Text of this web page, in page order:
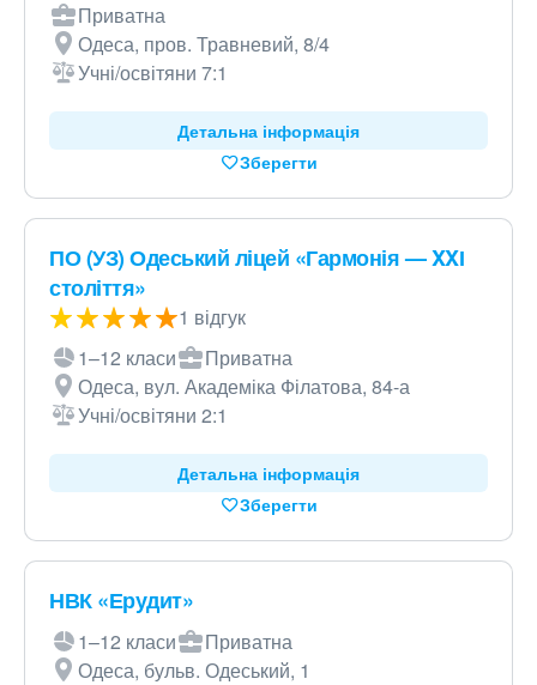
Приватна
Одеса, пров. Травневий, 8/4
Учні/освітяни 7:1
Детальна інформація
Зберегти
ПО (УЗ) Одеський ліцей «Гармонія — XXІ
століття»
1 відгук
1–12 класи
Приватна
Одеса, вул. Академіка Філатова, 84-а
Учні/освітяни 2:1
Детальна інформація
Зберегти
НВК «Ерудит»
1–12 класи
Приватна
Одеса, бульв. Одеський, 1